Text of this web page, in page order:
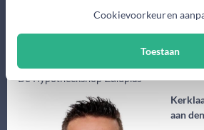
Cookievoorkeuren
Toestaan
aan
Jeroen Nieuwenhuijzen
De Hypotheekshop Zuidplas